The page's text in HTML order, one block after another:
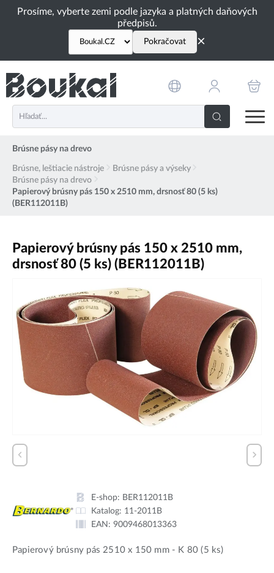
Prosíme, vyberte zemi podle jazyka a platných daňových
předpisů.
Pokračovat ×
Brúsne pásy na drevo
Brúsne, leštiacie nástroje
Brúsne pásy a výseky
Brúsne pásy na drevo
Papierový brúsny pás 150 x 2510 mm, drsnosť 80 (5 ks)
(BER112011B)
Papierový brúsny pás 150 x 2510 mm,
drsnosť 80 (5 ks) (BER112011B)
E-shop: BER112011B
Katalog: 11-2011B
EAN: 9009468013363
Papierový brúsny pás 2510 x 150 mm - K 80 (5 ks)